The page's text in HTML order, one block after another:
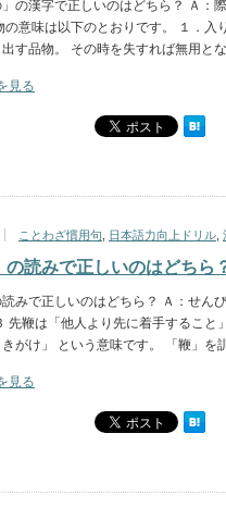
」の漢字で正しいのはどちら？ Ａ：
の意味は以下のとおりです。 １．入
出す品物。 その時を失すれば無用と
見る
ことわざ慣用句 日本語力向上ドリル
の読みで正しいのはどちら
読みで正しいのはどちら？ Ａ：せん
先鞭は「他人より先に着手すること
きがけ」 という意味です。 「鞭」を
見る